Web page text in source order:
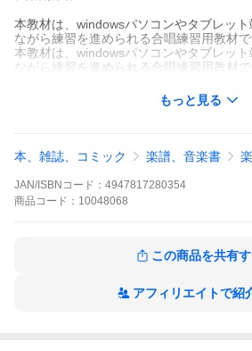
本教材は、windowsパソコンやタブレッ
ながら練習を進められる合唱練習用教材で
本教材は、windowsパソコンやタブレッ
ながら練習を進められる合唱練習用教材で
もっと見る
本、雑誌、コミック 楽譜、音楽書
JAN/ISBNコード： 4947817280354
商品 コード： 10048068
この商品を共有
アフィリエイトで紹